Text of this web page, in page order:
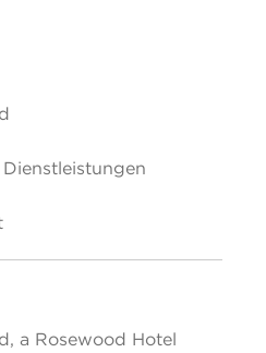
die Eingabetaste, um die
a Rosewood Hotel